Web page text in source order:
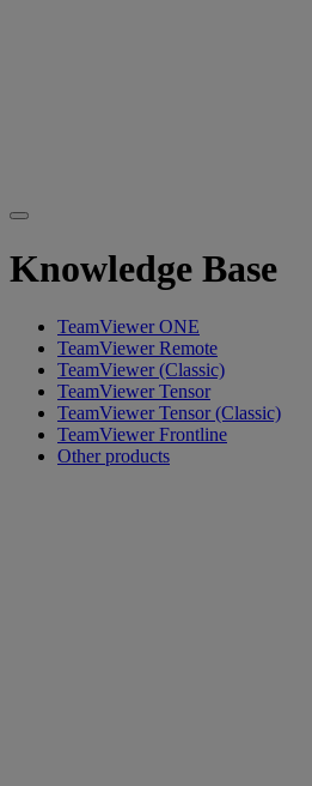
Knowledge Base
TeamViewer ONE
TeamViewer Remote
TeamViewer (Classic)
TeamViewer Tensor
TeamViewer Tensor (Classic)
TeamViewer Frontline
Other products